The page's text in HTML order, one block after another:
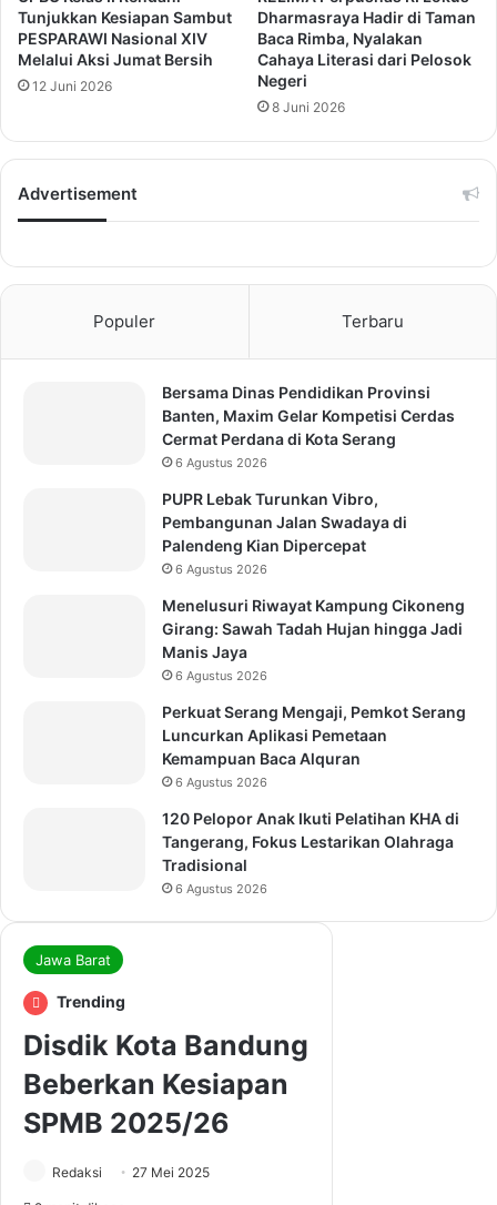
Tunjukkan Kesiapan Sambut
PESPARAWI Nasional XIV
Melalui Aksi Jumat Bersih
12 Juni 2026
Dharmasraya Hadir di Taman
Baca Rimba, Nyalakan
Cahaya Literasi dari Pelosok
Negeri
8 Juni 2026
Advertisement
Populer Terbaru
Bersama Dinas Pendidikan Provinsi
Banten, Maxim Gelar Kompetisi Cerdas
Cermat Perdana di Kota Serang
6 Agustus 2026
PUPR Lebak Turunkan Vibro,
Pembangunan Jalan Swadaya di
Palendeng Kian Dipercepat
6 Agustus 2026
Menelusuri Riwayat Kampung Cikoneng
Girang: Sawah Tadah Hujan hingga Jadi
Manis Jaya
6 Agustus 2026
Perkuat Serang Mengaji, Pemkot Serang
Luncurkan Aplikasi Pemetaan
Kemampuan Baca Alquran
6 Agustus 2026
120 Pelopor Anak Ikuti Pelatihan KHA di
Tangerang, Fokus Lestarikan Olahraga
Tradisional
6 Agustus 2026